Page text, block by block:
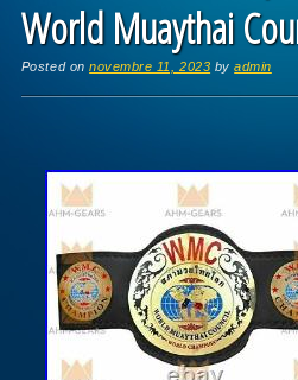
World Muaythai
Posted onnovembre 11, 2023 byadmin